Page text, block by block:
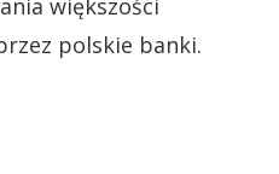
polskie banki.